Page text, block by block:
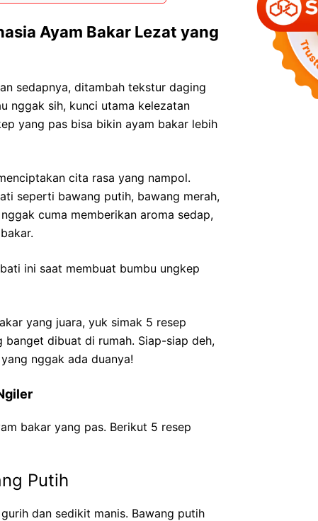
Ayam Bakar Lezat yang
sedapnya, ditambah tekstur daging
nggak sih, kunci utama kelezatan
yang pas bisa bikin ayam bakar lebih
cita rasa yang nampol.
seperti bawang putih, bawang merah,
cuma memberikan aroma sedap,
ini saat membuat bumbu ungkep
yang juara, yuk simak 5 resep
dibuat di rumah. Siap-siap deh,
nggak ada duanya!
bakar yang pas. Berikut 5 resep
Putih
dan sedikit manis. Bawang putih